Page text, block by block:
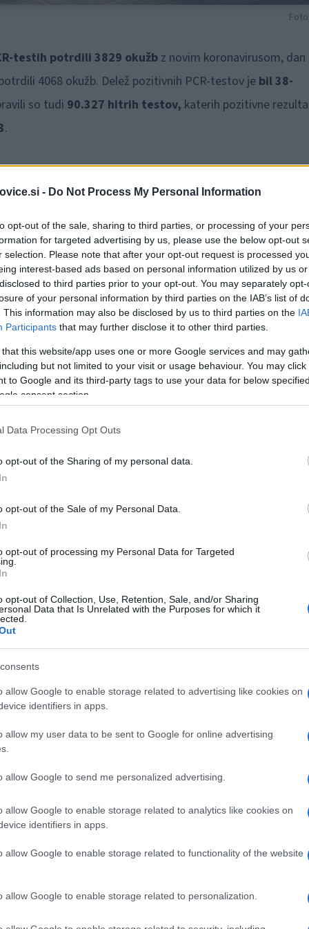
- Do Not Process My Personal Information
opt-out of the sale, sharing to third parties, or processing of your
for targeted advertising by us, please use the below opt-out
selection. Please note that after your opt-out request is processed
interest-based ads based on personal information utilized by us
to third parties prior to your opt-out. You may separately
of your personal information by third parties on the IAB’s list of
This information may also be disclosed by us to third parties on the
Participants that may further disclose it to other third parties.
that this website/app uses one or more Google services and may
but not limited to your visit or usage behaviour. You may
to Google and its third-party tags to use your data for below
consent section.
Data Processing Opt Outs
opt-out of the Sharing of my personal data.
opt-out of the Sale of my Personal Data.
opt-out of processing my Personal Data for Targeted
opt-out of Collection, Use, Retention, Sale, and/or Sharing
Data that Is Unrelated with the Purposes for which it
allow Google to enable storage related to advertising like cookies on
identifiers in apps.
allow my user data to be sent to Google for online advertising
allow Google to send me personalized advertising.
allow Google to enable storage related to analytics like cookies on
identifiers in apps.
allow Google to enable storage related to functionality of the website
allow Google to enable storage related to personalization.
testih potrdili 3829 okužbz novim koronavirusom, dan
4068 okužb. Delež pozitivnih PCR-testov jebil 38-
so tudi 90.327 hitrih testov, katerih pozitivne
.
PCR-testih potrdili 1704 okužb z novim
odstoten. V bolnišnicah so zdravili 574 bolnikov, od tega
Opravili so tudi 108.393 hitrih testov, katerih
aktivnih okužb, dan pred tem 23.041. Sedemdnevno
povprečje na 100.000 prebivalcev pa 1213, dan ped
dan prej 143, pred tednom dni 67.V Slovenj Gradcu
in v Mislinji po 7, v Vuzenici in Črni na Koroškem po
in Podvelki pa po 1.
550 covidnih bolnikov, dan prej 542. od tega 161 na
covidnih bolnikov.